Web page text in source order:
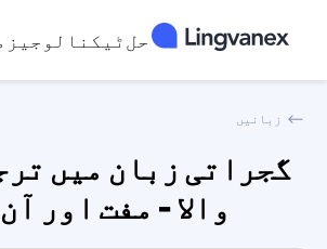
حلٹیکنالوجیز
⟵ زبانیں
گجراتی زبان میں
والا - مفت اور آن